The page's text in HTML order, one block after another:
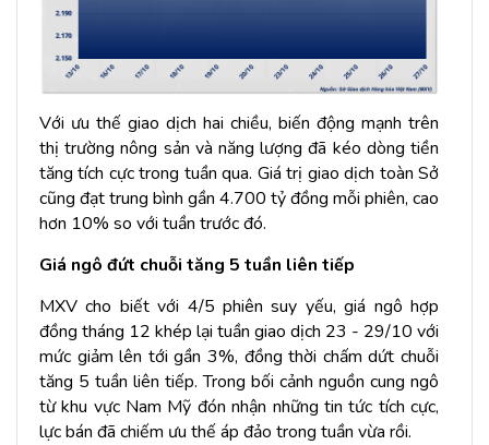
Với ưu thế giao dịch hai chiều, biến động mạnh trên
thị trường nông sản và năng lượng đã kéo dòng tiền
tăng tích cực trong tuần qua. Giá trị giao dịch toàn Sở
cũng đạt trung bình gần 4.700 tỷ đồng mỗi phiên, cao
hơn 10% so với tuần trước đó.
Giá ngô đứt chuỗi tăng 5 tuần liên tiếp
MXV cho biết với 4/5 phiên suy yếu, giá ngô hợp
đồng tháng 12 khép lại tuần giao dịch 23 - 29/10 với
mức giảm lên tới gần 3%, đồng thời chấm dứt chuỗi
tăng 5 tuần liên tiếp. Trong bối cảnh nguồn cung ngô
từ khu vực Nam Mỹ đón nhận những tin tức tích cực,
lực bán đã chiếm ưu thế áp đảo trong tuần vừa rồi.